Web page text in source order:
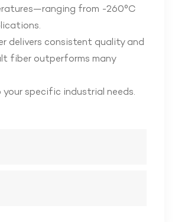
from -260°C
delivers consistent quality and
fiber outperforms many
specific industrial needs.